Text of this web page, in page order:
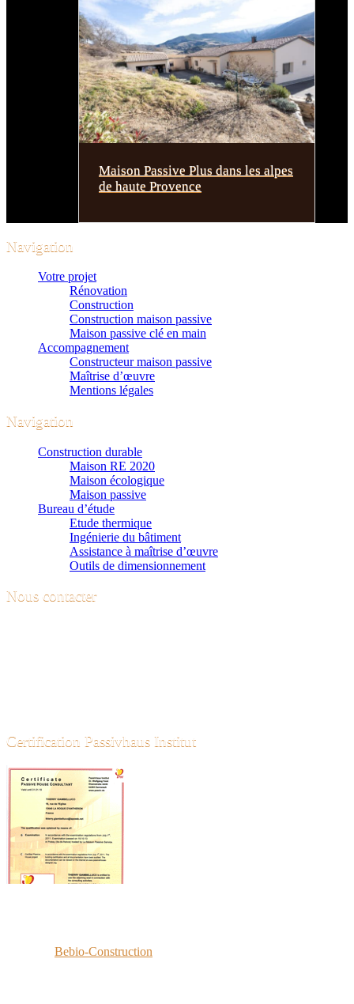
Maison Passive Plus dans les alpes
de haute Provence
Navigation
Votre projet
Rénovation
Construction
Construction maison passive
Maison passive clé en main
Accompagnement
Constructeur maison passive
Maîtrise d’œuvre
Mentions légales
Navigation
Construction durable
Maison RE 2020
Maison écologique
Maison passive
Bureau d’étude
Etude thermique
Ingénierie du bâtiment
Assistance à maîtrise d’œuvre
Outils de dimensionnement
Nous contacter
Certification Passivhaus Institut
Bebio-Construction